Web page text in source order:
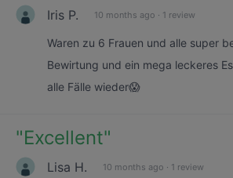
Iris P. 10 months ago · 1 review
Waren zu 6 Frauen und alle super
Bewirtung und ein mega leckeres
alle Fälle wieder😱
"Excellent"
Lisa H. 10 months ago · 1 review